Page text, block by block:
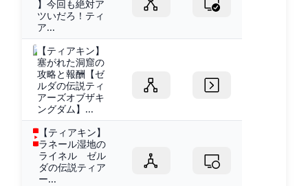
】今回も絶対ア
ツいだろ！ティ
ア...
【ティアキン】
塞がれた洞窟の
攻略と報酬【ゼ
ルダの伝説ティ
アーズオブザキ
ングダム】...
【ティアキン】
ラネール湿地の
ライネル ゼル
ダの伝説ティア
ー...